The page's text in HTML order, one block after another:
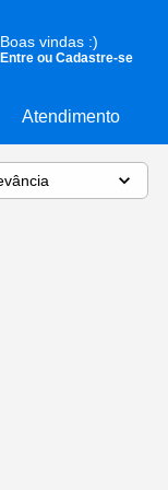
Atendimento
Boas vindas :)
Entre ou Cadastre-se